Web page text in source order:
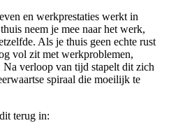
en werkprestaties werkt in
neem je mee naar het werk,
Als je thuis geen echte rust
vol zit met werkproblemen,
Na verloop van tijd stapelt dit zich
spiraal die moeilijk te
terug in: